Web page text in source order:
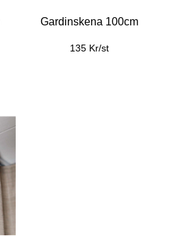
Gardinskena 100cm
135 Kr/st